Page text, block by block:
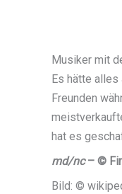
Musiker mit
Es hätte alles
Freunden
hat es
md/nc – ©
Bild: ©